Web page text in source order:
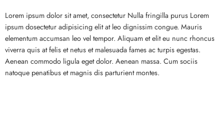
Lorem ipsum dolor sit amet, consectetur Nulla fringilla purus Lorem
ipsum dosectetur adipisicing elit at leo dignissim congue. Mauris
elementum accumsan leo vel tempor. Aliquam et elit eu nunc rhoncus
viverra quis at felis et netus et malesuada fames ac turpis egestas.
Aenean commodo ligula eget dolor. Aenean massa. Cum sociis
natoque penatibus et magnis dis parturient montes.